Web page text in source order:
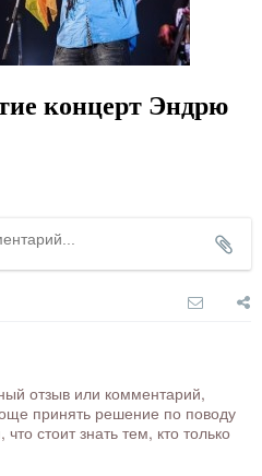
концерт Эндрю
отзыв или комментарий,
принять решение по поводу
стоит знать тем, кто только